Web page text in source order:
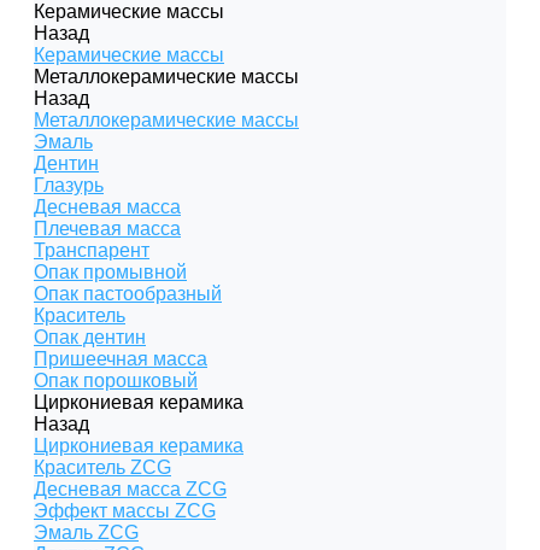
Керамические массы
Назад
Керамические массы
Металлокерамические массы
Назад
Металлокерамические массы
Эмаль
Дентин
Глазурь
Десневая масса
Плечевая масса
Транспарент
Опак промывной
Опак пастообразный
Краситель
Опак дентин
Пришеечная масса
Опак порошковый
Циркониевая керамика
Назад
Циркониевая керамика
Краситель ZCG
Десневая масса ZCG
Эффект массы ZCG
Эмаль ZCG